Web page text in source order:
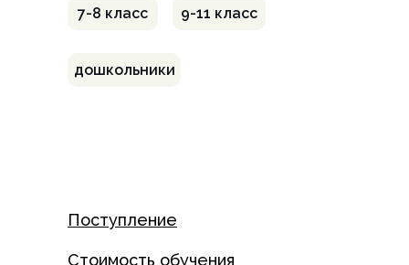
дошкольники
9-11 класс
7-8 класс
Поступление
Стоимость обучения